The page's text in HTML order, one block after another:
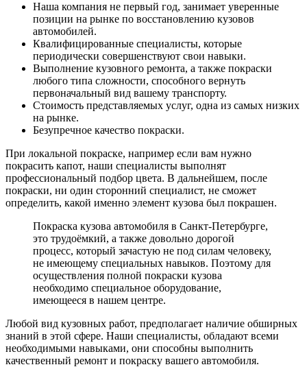
Наша компания не первый год, занимает уверенные
позиции на рынке по восстановлению кузовов
автомобилей.
Квалифицированные специалисты, которые
периодически совершенствуют свои навыки.
Выполнение кузовного ремонта, а также покраски
любого типа сложности, способного вернуть
первоначальный вид вашему транспорту.
Стоимость представляемых услуг, одна из самых низких
на рынке.
Безупречное качество покраски.
При локальной покраске, например если вам нужно
покрасить капот, наши специалисты выполнят
профессиональный подбор цвета. В дальнейшем, после
покраски, ни один сторонний специалист, не сможет
определить, какой именно элемент кузова был покрашен.
Покраска кузова автомобиля в Санкт-Петербурге,
это трудоёмкий, а также довольно дорогой
процесс, который зачастую не под силам человеку,
не имеющему специальных навыков. Поэтому для
осуществления полной покраски кузова
необходимо специальное оборудование,
имеющееся в нашем центре.
Любой вид кузовных работ, предполагает наличие обширных
знаний в этой сфере. Наши специалисты, обладают всеми
необходимыми навыками, они способны выполнить
качественный ремонт и покраску вашего автомобиля.